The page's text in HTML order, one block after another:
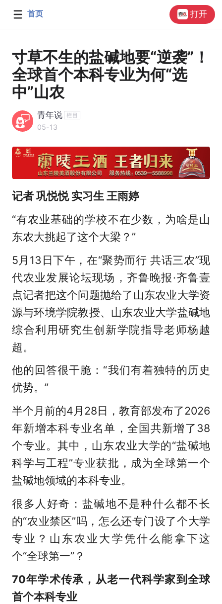
首页 打开
寸草不生的盐碱地要“逆袭”！
全球首个本科专业为何“选
中”山农
青年说
05-13
记者 巩悦悦 实习生 王雨婷
“有农业基础的学校不在少数，为啥是山
东农大挑起了这个大梁？”
5月13日下午，在“聚势而行 共话三农”现
代农业发展论坛现场，齐鲁晚报·齐鲁壹
点记者把这个问题抛给了山东农业大学资
源与环境学院教授、山东农业大学盐碱地
综合利用研究生创新学院指导老师杨越
超。
他的回答很干脆：“我们有着独特的历史
优势。”
半个月前的4月28日，教育部发布了2026
年新增本科专业名单，全国共新增了38
个专业。其中，山东农业大学的“盐碱地
科学与工程”专业获批，成为全球第一个
盐碱地领域的本科专业。
很多人好奇：盐碱地不是种什么都不长
的“农业禁区”吗，怎么还专门设了个大学
专业？山东农业大学凭什么能拿下这
个“全球第一”？
70年学术传承，从老一代科学家到全球
首个本科专业